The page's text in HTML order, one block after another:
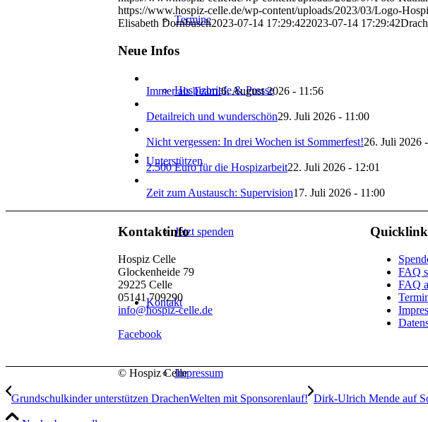
Termine
Hospizbriefe & Presse
Unterstützen
Jetzt spenden
Kontakt
Impressum
https://www.hospiz-celle.de/wp-content/uploads/2023/03/Logo-
Elisabeth Dornbusch2023-07-14 17:29:422023-07-14 17:29:42
Neue Infos
Immer als Team!6. August 2026 - 11:56
Detailreich und wunderschön29. Juli 2026 - 11:00
Nicht vergessen: In drei Wochen ist Sommerfest!26. Juli 2026
2.500 Euro für die Hospizarbeit22. Juli 2026 - 12:01
Zeit zum Austausch: Supervision17. Juli 2026 - 11:00
Kontaktinfo
Hospiz Celle
Glockenheide 79
29225 Celle
05141 709290
info@hospiz-celle.de
Facebook
FAQ
FAQ
© Hospiz Celle
Grundschulkinder unterstützen DrachenWelten mit Sponsorenlauf! Dirk-Ulrich Mende auf